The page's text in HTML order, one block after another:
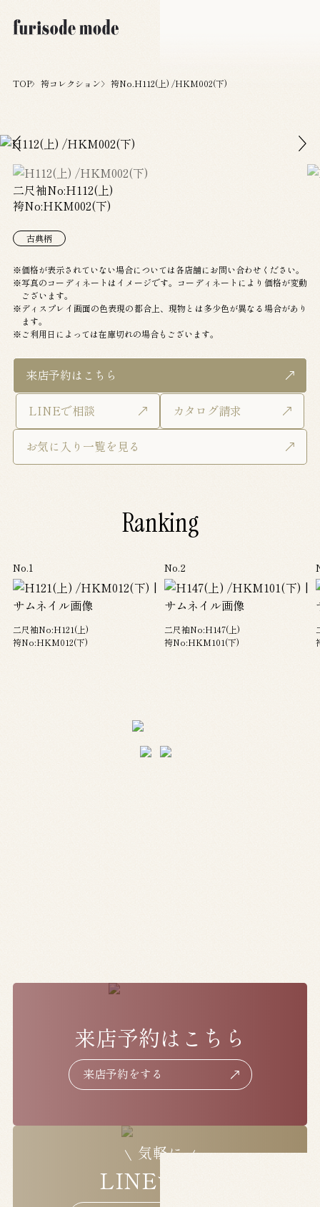
TOP 袴コレクション 袴No.H112(上) /HKM002(下)
二尺袖No:H112(上)
袴No:HKM002(下)
古典柄
価格が表示されていない場合については各店舗にお問い合わせください。
写真のコーディネートはイメージです。コーディネートにより価格が変動
ございます。
ディスプレイ画面の色表現の都合上、現物とは多少色が異なる場合があり
ます。
ご利用日によっては在庫切れの場合もございます。
来店予約はこちら
LINEで相談
カタログ請求
お気に入り一覧を見る
Ranking
No.1
二尺袖No:H121(上)
袴No:HKM012(下)
No.2
二尺袖No:H147(上)
袴No:HKM101(下)
来店予約はこちら
来店予約をする
来店予約をする
気軽に
LINEで相談